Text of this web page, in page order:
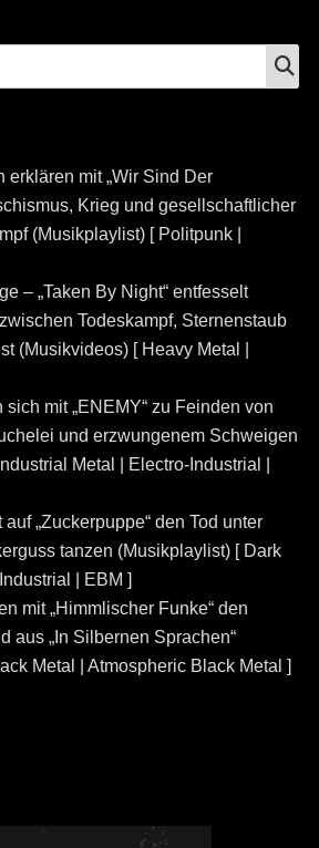
erklären mit „Wir Sind Der
Krieg und gesellschaftlicher
(Musikplaylist) [ Politpunk |
– „Taken By Night“ entfesselt
Todeskampf, Sternenstaub
(Musikvideos) [ Heavy Metal |
sich mit „ENEMY“ zu Feinden von
und erzwungenem Schweigen
Metal | Electro-Industrial |
„Zuckerpuppe“ den Tod unter
tanzen (Musikplaylist) [ Dark
| EBM ]
mit „Himmlischer Funke“ den
aus „In Silbernen Sprachen“
Metal | Atmospheric Black Metal ]